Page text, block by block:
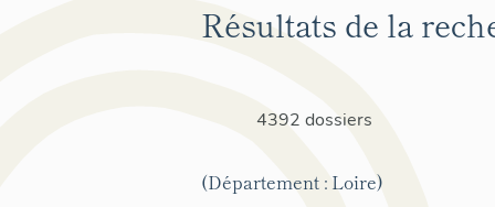
Résultats de la
4392 dossiers
(Département : Loire)